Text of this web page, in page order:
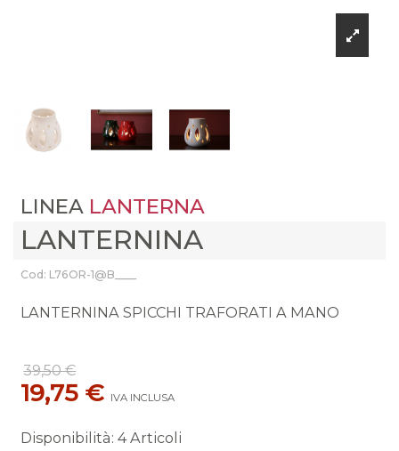
LINEA LANTERNA
LANTERNINA
Cod: L76OR-1@B____
LANTERNINA SPICCHI TRAFORATI A MANO
39,50 €
19,75 € IVA INCLUSA
Disponibilità: 4 Articoli